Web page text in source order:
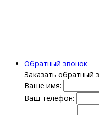
Обратный звонок
Заказать обратный
Ваше имя:
Ваш телефон: